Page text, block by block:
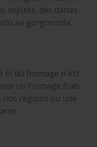
mijotés, des dattes
au gorgonzola.
et du fromage n'est
un fromage frais
nos régions ou une